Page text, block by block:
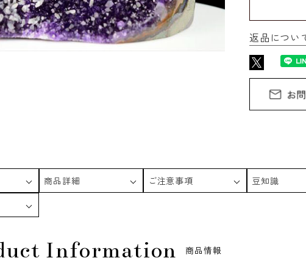
返品につい
商品詳細 ご注意事項 豆知識
Information 商品情報